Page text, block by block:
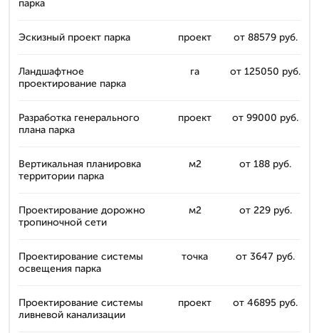
парка
Эскизный проект парка проект от 88579 руб.
Ландшафтное
проектирование парка
га от 125050 руб.
Разработка генерального
плана парка
проект от 99000 руб.
Вертикальная планировка
территории парка
м2 от 188 руб.
Проектирование дорожно
тропиночной сети
м2 от 229 руб.
Проектирование системы
освещения парка
точка от 3647 руб.
Проектирование системы
ливневой канализации
проект от 46895 руб.